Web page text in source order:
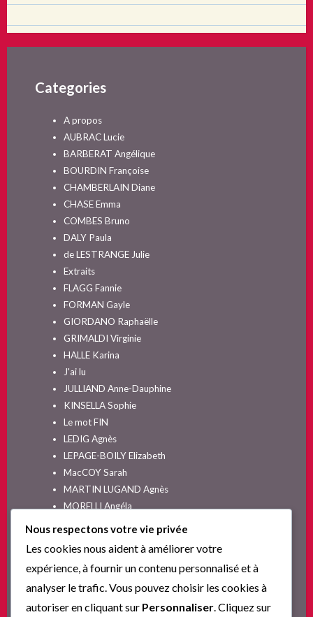
Categories
A propos
AUBRAC Lucie
BARBERAT Angélique
BOURDIN Françoise
CHAMBERLAIN Diane
CHASE Emma
COMBES Bruno
DALY Paula
de LESTRANGE Julie
Extraits
FLAGG Fannie
FORMAN Gayle
GIORDANO Raphaëlle
GRIMALDI Virginie
HALLE Karina
J'ai lu
JULLIAND Anne-Dauphine
KINSELLA Sophie
Le mot FIN
LEDIG Agnès
LEPAGE-BOILY Elizabeth
MacCOY Sarah
MARTIN LUGAND Agnès
MORELLI Angéla
Non classé
PINGUILLY Yves
RIVA Alex
SESKIS Tina
Nous respectons votre vie privée
Les cookies nous aident à améliorer votre
expérience, à fournir un contenu personnalisé et à
analyser le trafic. Vous pouvez choisir les cookies à
autoriser en cliquant sur Personnaliser . Cliquez sur